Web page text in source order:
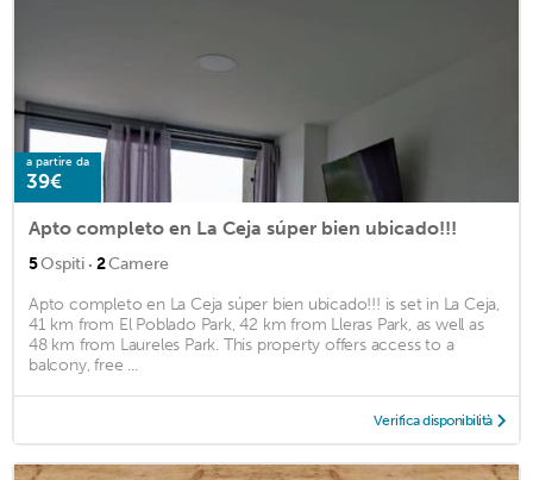
a partire da
39€
Apto completo en La Ceja súper bien ubicado!!!
5Ospiti · 2Camere
Apto completo en La Ceja súper bien ubicado!!! is set in La Ceja,
41 km from El Poblado Park, 42 km from Lleras Park, as well as
48 km from Laureles Park. This property offers access to a
balcony, free ...
Verifica disponibilità